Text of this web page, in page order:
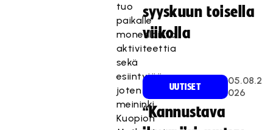
tuo
paikalle
monenlaista
aktiviteettia
sekä
esiintyjää,
joten
meininki
Kuopion
syyskuun toisella
viikolla
UUTISET
05.08.2
026
“Kannustava